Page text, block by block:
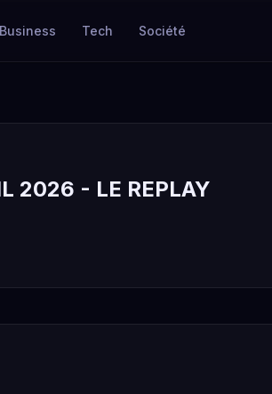
Business Tech Société
2026 - LE REPLAY